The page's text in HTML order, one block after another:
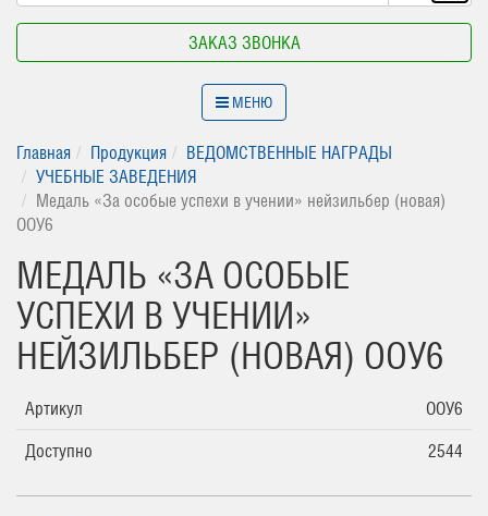
ЗАКАЗ ЗВОНКА
МЕНЮ
Главная Продукция
ВЕДОМСТВЕННЫЕ НАГРАДЫ
УЧЕБНЫЕ ЗАВЕДЕНИЯ
Медаль «За особые успехи в учении» нейзильбер (новая)
ООУ6
МЕДАЛЬ «ЗА ОСОБЫЕ
УСПЕХИ В УЧЕНИИ»
НЕЙЗИЛЬБЕР (НОВАЯ) ООУ6
Артикул
ООУ6
Доступно
2544